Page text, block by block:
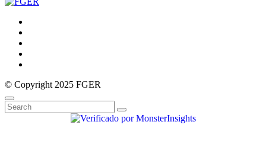
© Copyright 2025 FGER